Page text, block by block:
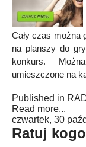
Cały czas można
na planszy do
konkurs.
umieszczone na
Published in
Read more...
czwartek, 30
Ratuj